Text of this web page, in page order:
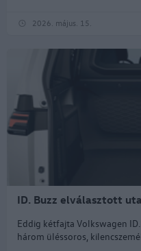
2026. május. 15.
ID. Buzz elválasztott
Eddig kétfajta Volkswagen
három üléssoros,